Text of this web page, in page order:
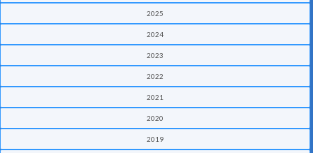
2025
2024
2023
2022
2021
2020
2019